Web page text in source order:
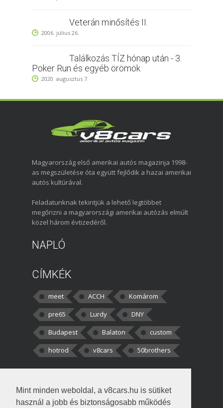
Mint minden weboldal, a v8cars.hu is sütiket
használ a jobb és biztonságosabb működés
Veterán minősítés II.
2006. július 26.
Találkozás TÍZ hónap után - 3.
Poker Run és egyéb örömök
2020. augusztus 7.
Magyarország első amerikai autós magazinja 1998-
as megszületése óta együtt fejlődik a hazai amerikai
autós kultúrával.
Feladatunknak tekintjük a lehető legtöbbet
megőrizni a magyarországi amerikai autózás elmúlt
közel három évtizedéről.
NAPLÓ
CÍMKÉK
meet ACCH
Komárom
pre65
Lurdy
DNY
Budapest
Balaton
custom
hotrod
v8cars 50brothers
kortisz:Elszúrtam! Én csak két